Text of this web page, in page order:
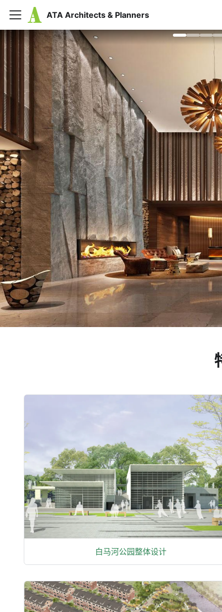
ATA Architects & Planners
白马河公园整体设计